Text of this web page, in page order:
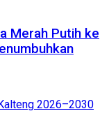
Merah Putih ke